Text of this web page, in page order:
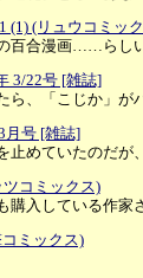
(1) (リュウコミッ
百合漫画……らしい
3/22号 [雑誌]
、「こじか」が
月号 [雑誌]
めていたのだが
コミックス)
入している作家
ミックス)